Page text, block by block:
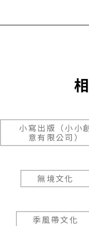
小寫出版（小小
意有限公司）
無境文化
季風帶文化